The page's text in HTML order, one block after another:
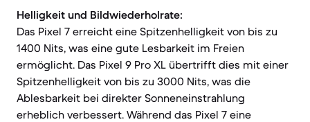
Helligkeit und Bildwiederholrate:
Das Pixel 7 erreicht eine Spitzenhelligkeit von bis zu
1400 Nits, was eine gute Lesbarkeit im Freien
ermöglicht. Das Pixel 9 Pro XL übertrifft dies mit einer
Spitzenhelligkeit von bis zu 3000 Nits, was die
Ablesbarkeit bei direkter Sonneneinstrahlung
erheblich verbessert. Während das Pixel 7 eine